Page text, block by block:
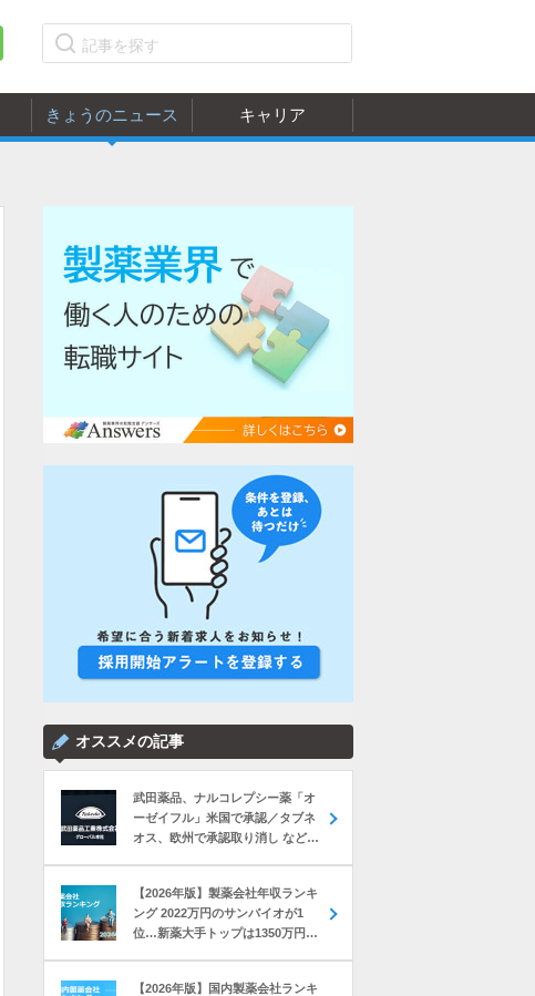
きょうのニュース キャリア
オススメの記事
武田薬品、ナルコレプシー薬「オ
ーゼイフル」米国で承認／タブネ
オス、欧州で承認取り消し など｜
【2026年版】製薬会社年収ランキ
ング 2022万円のサンバイオが1
位…新薬大手トップは1350万円の
【2026年版】国内製薬会社ランキ